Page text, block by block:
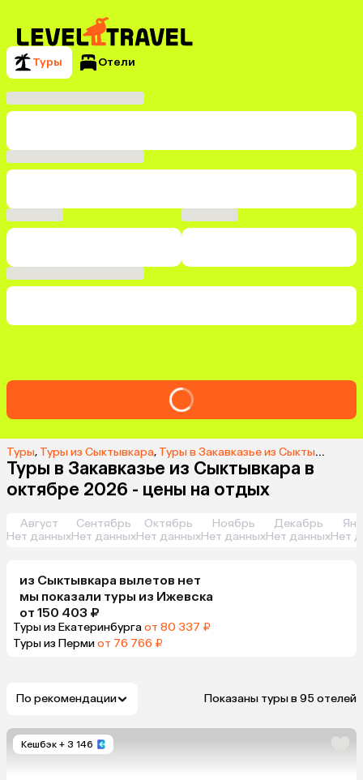
Туры Отели
Туры, Туры из Сыктывкара, Туры в Закавказье из Сыктывкара
Туры в Закавказье из Сыктывкара в
октябре 2026 - цены на отдых
Август
Нет данных
Сентябрь
Нет данных
Октябрь
Нет данных
Ноябрь
Нет данных
Декабрь
Нет данныхНет
из Сыктывкара вылетов нет
мы показали туры из Ижевска
от 150 403 ₽
Туры из Екатеринбургаот 80 337 ₽
Туры из Пермиот 76 766 ₽
По рекомендации Показаны туры в 95 отелей
Кешбэк + 3 146